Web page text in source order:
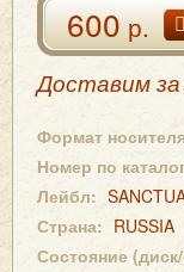
600р.
Доставим за
Формат
Номер по
Лейбл:
Страна: RUSSIA
Состояние